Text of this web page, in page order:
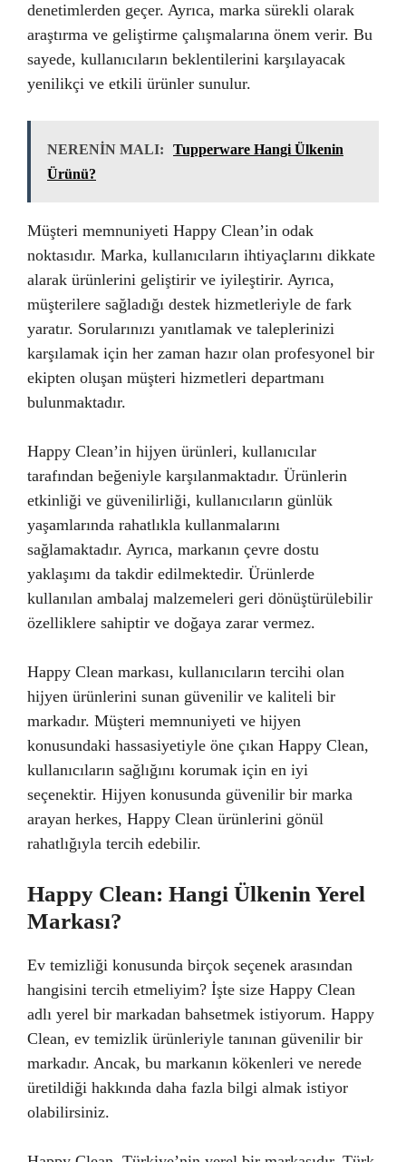
denetimlerden geçer. Ayrıca, marka sürekli olarak
araştırma ve geliştirme çalışmalarına önem verir. Bu
sayede, kullanıcıların beklentilerini karşılayacak
yenilikçi ve etkili ürünler sunulur.
NERENİN MALI:
Tupperware Hangi Ülkenin
Ürünü?
Müşteri memnuniyeti Happy Clean’in odak
noktasıdır. Marka, kullanıcıların ihtiyaçlarını dikkate
alarak ürünlerini geliştirir ve iyileştirir. Ayrıca,
müşterilere sağladığı destek hizmetleriyle de fark
yaratır. Sorularınızı yanıtlamak ve taleplerinizi
karşılamak için her zaman hazır olan profesyonel bir
ekipten oluşan müşteri hizmetleri departmanı
bulunmaktadır.
Happy Clean’in hijyen ürünleri, kullanıcılar
tarafından beğeniyle karşılanmaktadır. Ürünlerin
etkinliği ve güvenilirliği, kullanıcıların günlük
yaşamlarında rahatlıkla kullanmalarını
sağlamaktadır. Ayrıca, markanın çevre dostu
yaklaşımı da takdir edilmektedir. Ürünlerde
kullanılan ambalaj malzemeleri geri dönüştürülebilir
özelliklere sahiptir ve doğaya zarar vermez.
Happy Clean markası, kullanıcıların tercihi olan
hijyen ürünlerini sunan güvenilir ve kaliteli bir
markadır. Müşteri memnuniyeti ve hijyen
konusundaki hassasiyetiyle öne çıkan Happy Clean,
kullanıcıların sağlığını korumak için en iyi
seçenektir. Hijyen konusunda güvenilir bir marka
arayan herkes, Happy Clean ürünlerini gönül
rahatlığıyla tercih edebilir.
Happy Clean: Hangi Ülkenin Yerel
Markası?
Ev temizliği konusunda birçok seçenek arasından
hangisini tercih etmeliyim? İşte size Happy Clean
adlı yerel bir markadan bahsetmek istiyorum. Happy
Clean, ev temizlik ürünleriyle tanınan güvenilir bir
markadır. Ancak, bu markanın kökenleri ve nerede
üretildiği hakkında daha fazla bilgi almak istiyor
olabilirsiniz.